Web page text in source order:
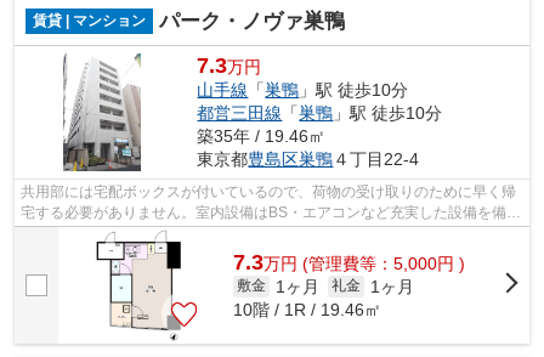
賃貸 | マンション パーク・ノヴァ巣鴨
7.3万円
山手線 「巣鴨 」駅 徒歩10分
都営三田線 「巣鴨 」駅 徒歩10分
築35年 / 19.46㎡
東京都豊島区巣鴨４丁目22-4
共用部には宅配ボックスが付いているので、荷物の受け取りのために早く帰
宅する必要がありません。室内設備はBS・エアコンなど充実した設備を備え
付けています。オートロックと玄関の...
7.3万円 (管理費等：5,000円 )
敷金 1ヶ月 礼金
1ヶ月
10階 / 1R / 19.46㎡